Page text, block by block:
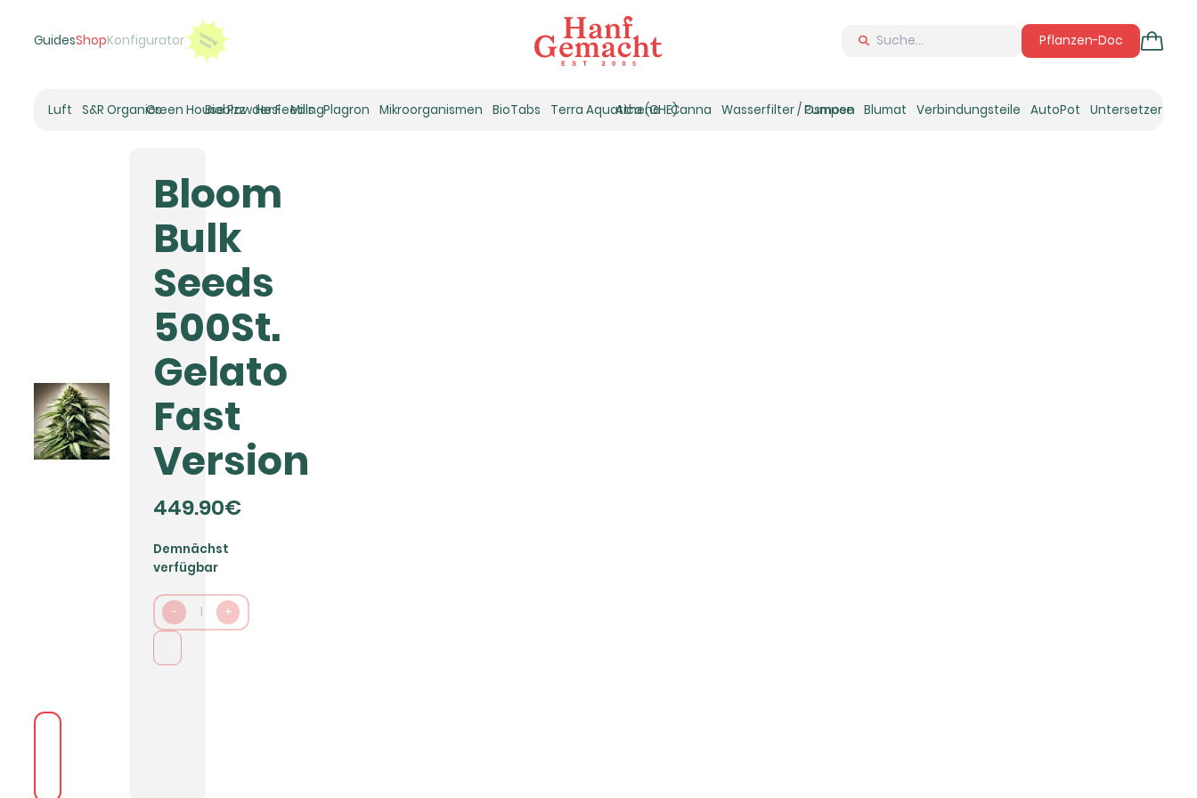
GuidesShopKonfigurator Pflanzen-Doc
Luft
Umluft-Ventilatoren
Rohrventilatoren
S&R OrganicsGreen House Powder Feeding
Biobizz Hesi Mills Plagron Mikroorganismen BioTabs Terra Aquatica (GHE)
Athena Canna Wasserfilter / Osmose
Pumpen Blumat Verbindungsteile AutoPot Untersetzer
Bloom
Bulk
Seeds
500St.
Gelato
Fast
Version
449.90€
Demnächst
verfügbar
- 1 +